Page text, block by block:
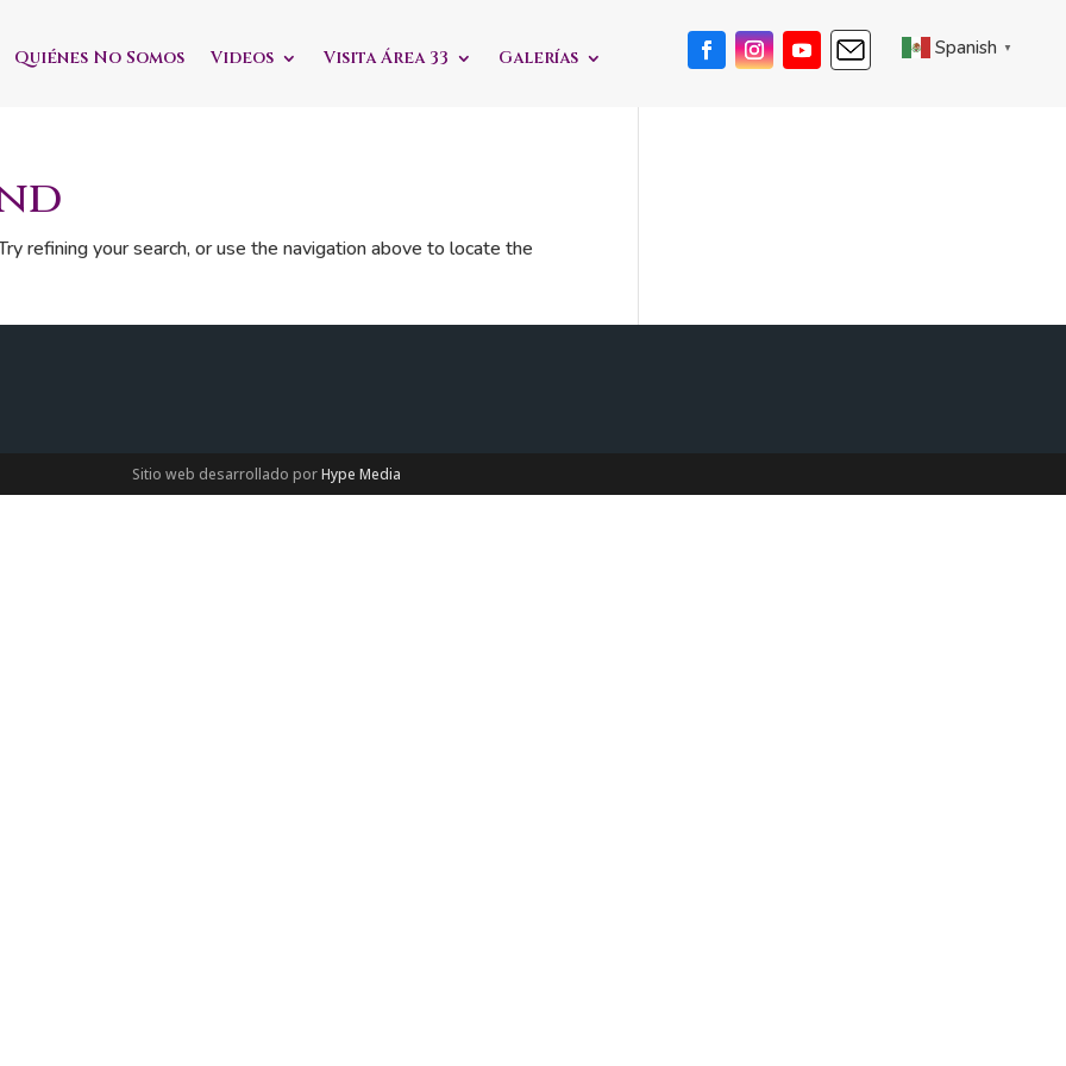
Quiénes No Somos Videos Visita Área 33 Galerías Spanish ▼
refining your search, or use the navigation above to locate the
Sitio web desarrollado porHype Media